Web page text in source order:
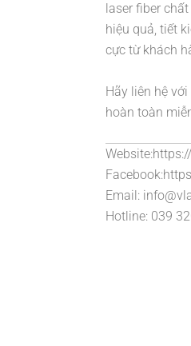
laser fiber
hiệu quả, tiết
cực từ khách
Hãy liên hệ
hoàn toàn
Email:
Hotline: 039